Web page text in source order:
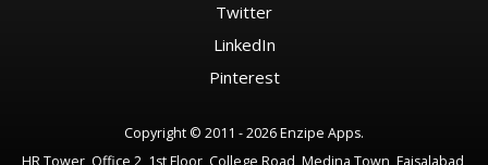
Twitter
LinkedIn
Pinterest
Copyright © 2011 - 2026 Enzipe Apps.
HR Tower, Office 2, 1st Floor, College Road, Medina Town, Faisalabad,